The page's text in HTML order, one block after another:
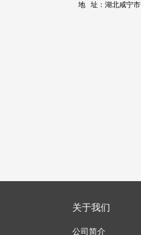
地 址：湖北咸宁
关于我们
公司简介